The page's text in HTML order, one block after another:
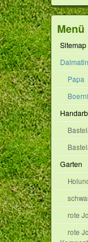
Menü
Sitemap
Papa
Garten
rote
rote